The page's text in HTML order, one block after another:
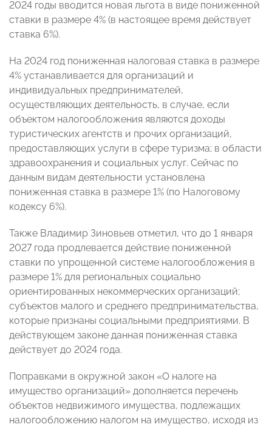
2024 годы вводится новая льгота в виде пониженной
ставки в размере 4% (в настоящее время действует
ставка 6%).
На 2024 год пониженная налоговая ставка в размере
4% устанавливается для организаций и
индивидуальных предпринимателей,
осуществляющих деятельность, в случае, если
объектом налогообложения являются доходы
туристических агентств и прочих организаций,
предоставляющих услуги в сфере туризма; в области
здравоохранения и социальных услуг. Сейчас по
данным видам деятельности установлена
пониженная ставка в размере 1% (по Налоговому
кодексу 6%).
Также Владимир Зиновьев отметил, что до 1 января
2027 года продлевается действие пониженной
ставки по упрощенной системе налогообложения в
размере 1% для региональных социально
ориентированных некоммерческих организаций;
субъектов малого и среднего предпринимательства,
которые признаны социальными предприятиями. В
действующем законе данная пониженная ставка
действует до 2024 года.
Поправками в окружной закон «О налоге на
имущество организаций» дополняется перечень
объектов недвижимого имущества, подлежащих
налогообложению налогом на имущество, исходя из